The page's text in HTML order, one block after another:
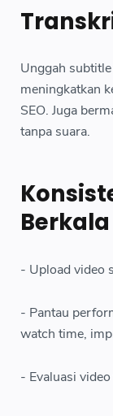
Unggah
meningkatkan
SEO. Juga
tanpa suara.
Berkala
- Upload video
- Pantau
watch time,
- Evaluasi